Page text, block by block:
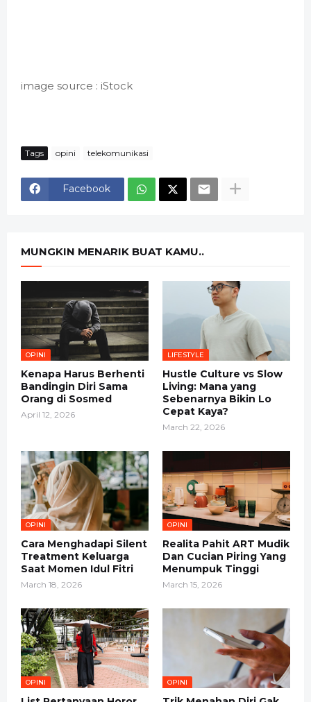
image source : iStock
Tags opini telekomunikasi
Facebook
MUNGKIN MENARIK BUAT KAMU..
OPINI
Kenapa Harus Berhenti
Bandingin Diri Sama
Orang di Sosmed
April 12, 2026
LIFESTYLE
Hustle Culture vs Slow
Living: Mana yang
Sebenarnya Bikin Lo
Cepat Kaya?
March 22, 2026
OPINI
Cara Menghadapi Silent
Treatment Keluarga
Saat Momen Idul Fitri
March 18, 2026
OPINI
Realita Pahit ART Mudik
Dan Cucian Piring Yang
Menumpuk Tinggi
March 15, 2026
OPINI OPINI